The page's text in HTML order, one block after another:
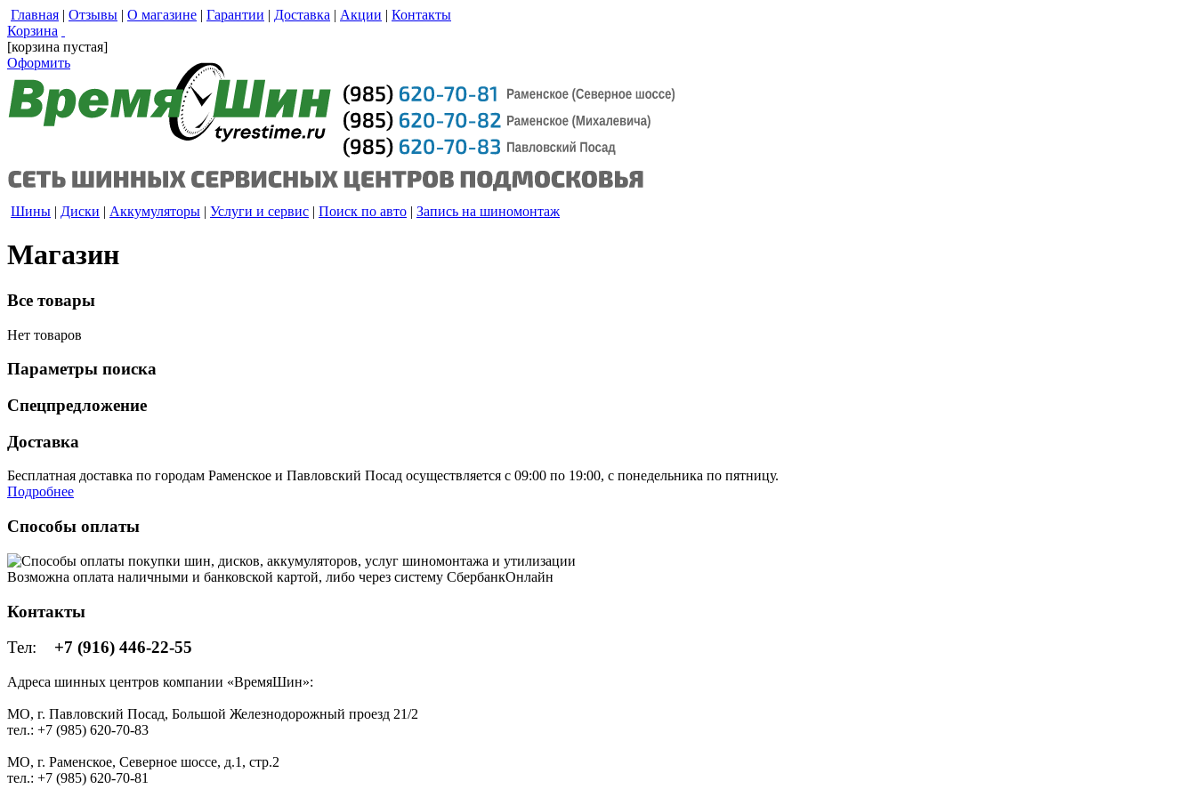
Главная | Отзывы | О магазине | Гарантии | Доставка | Акции | Контакты
Корзина
[корзина пустая]
Оформить
Шины | Диски | Аккумуляторы | Услуги и сервис | Поиск по авто | Запись на шиномонтаж
Магазин
Все товары
Нет товаров
Параметры поиска
Спецпредложение
Доставка
Бесплатная доставка по городам Раменское и Павловский Посад осуществляется с 09:00 по 19:00, с понедельника по пятницу.
Подробнее
Способы оплаты
Возможна оплата наличными и банковской картой, либо через систему СбербанкОнлайн
Контакты
Тел: +7 (916) 446-22-55
Адреса шинных центров компании «ВремяШин»:
МО, г. Павловский Посад, Большой Железнодорожный проезд 21/2
тел.: +7 (985) 620-70-83
МО, г. Раменское, Северное шоссе, д.1, стр.2
тел.: +7 (985) 620-70-81